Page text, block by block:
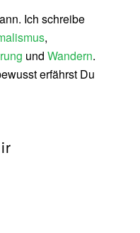
Ich schreibe
,
und Wandern.
erfährst Du